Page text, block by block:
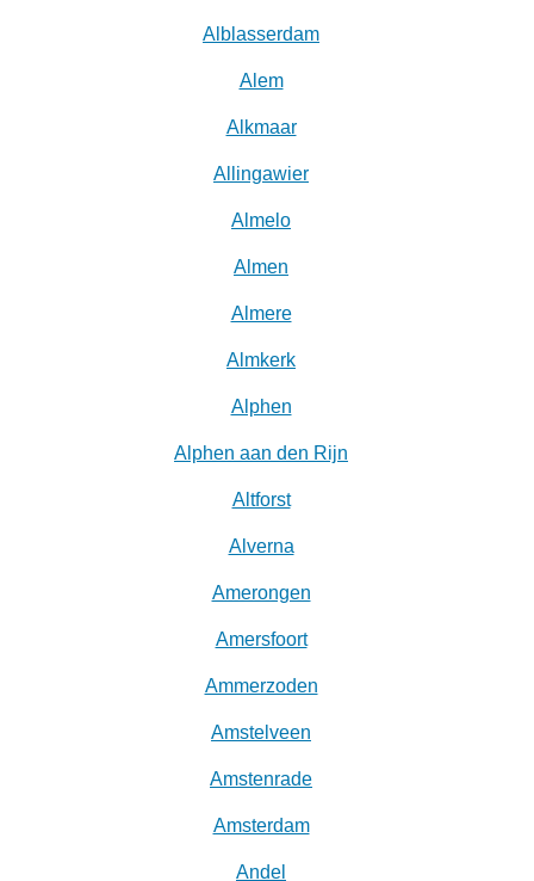
Alblasserdam
Alem
Alkmaar
Allingawier
Almelo
Almen
Almere
Almkerk
Alphen
Alphen aan den Rijn
Altforst
Alverna
Amerongen
Amersfoort
Ammerzoden
Amstelveen
Amstenrade
Amsterdam
Andel